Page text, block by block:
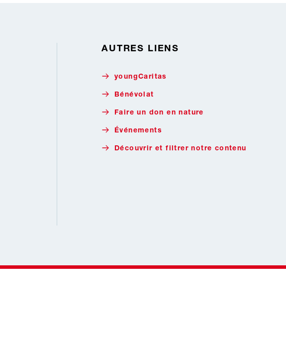
AUTRES LIENS
youngCaritas
Bénévolat
Faire un don en nature
Événements
Découvrir et filtrer notre contenu